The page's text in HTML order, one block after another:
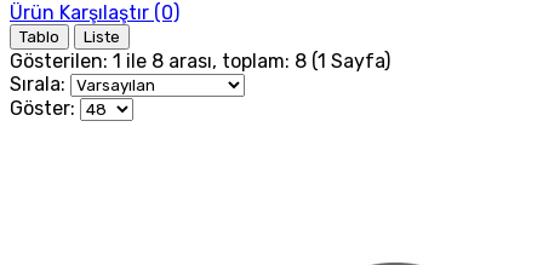
Ürün Karşılaştır (0)
Tablo Liste
Gösterilen: 1 ile 8 arası, toplam: 8 (1 Sayfa)
Sırala:
Göster: